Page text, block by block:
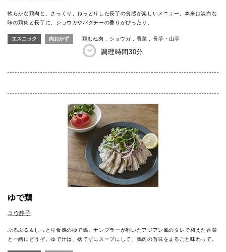
軟らかな鶏肉と、さっくり、ねっとりした長芋の食感が楽しいメニュー。本来は淡白な
味の鶏肉と長芋に、ショウガやパクチーの香りがぴったり。
エスニック 肉おかず 鶏むね肉 ショウガ 香菜 長芋・山芋
調理時間30分
ゆで鶏
コウ静子
ぷるぷる＆しっとり食感のゆで鶏。ナンプラーが利いたアジアン風のタレで和えた香菜
と一緒にどうぞ。ゆで汁は、捨てずにスープにして、鶏肉の旨味をまるごと味わって。